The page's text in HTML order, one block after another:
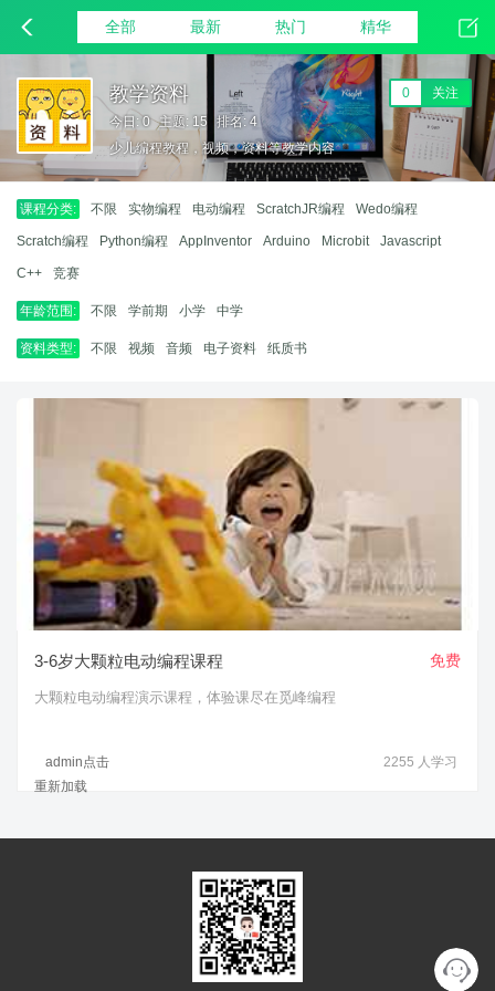
全部 最新 热门 精华
教学资料
今日: 0 主题: 15 排名: 4
0 关注
少儿编程教程，视频，资料等教学内容
课程分类: 不限 实物编程 电动编程 ScratchJR编程 Wedo编程
Scratch编程 Python编程 AppInventor Arduino Microbit Javascript
C++ 竞赛
年龄范围: 不限 学前期 小学 中学
资料类型: 不限 视频 音频 电子资料 纸质书
3-6岁大颗粒电动编程课程 免费
大颗粒电动编程演示课程，体验课尽在觅峰编程
admin 点击
重新加载
2255 人学习